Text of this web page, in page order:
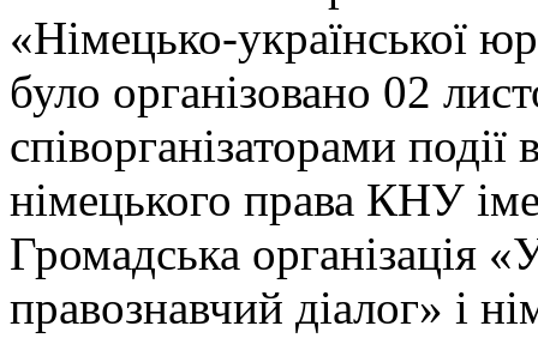
«Німецько-української
було організовано 02
співорганізаторами
німецького права КНУ
Громадська організація
правознавчий діалог» і